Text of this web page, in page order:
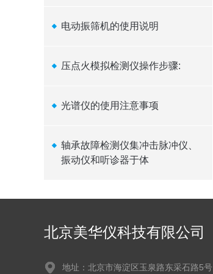
电动振筛机的使用说明
压点火模拟检测仪操作步骤:
光谱仪的使用注意事项
轴承故障检测仪集冲击脉冲仪、
振动仪和听诊器于体
北京美华仪科技有限公司
地址：北京市海淀区玉泉路东采石路5号